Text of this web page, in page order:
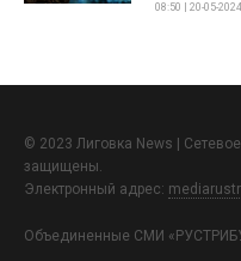
08:50 | 20-05-2024
© 2023 Лиговка News |
защищены.
Электронный адрес:
Объединенные СМИ